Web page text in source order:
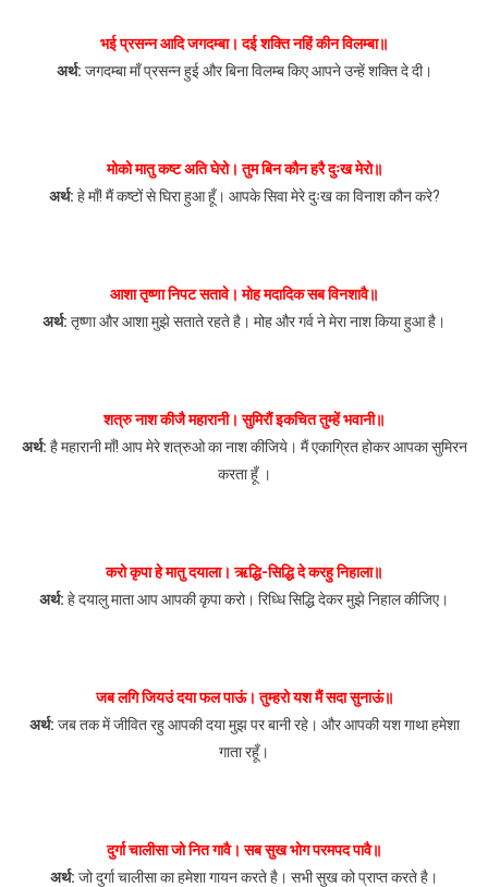
भई प्रसन्न आदि जगदम्बा। दई शक्ति नहिं कीन विलम्बा॥
अर्थ: जगदम्बा माँ प्रसन्न हुई और बिना विलम्ब किए आपने उन्हें शक्ति दे दी।
मोको मातु कष्ट अति घेरो। तुम बिन कौन हरै दुःख मेरो॥
अर्थ: हे माँ! मैं कष्टों से घिरा हुआ हूँ। आपके सिवा मेरे दुःख का विनाश कौन करे?
आशा तृष्णा निपट सतावे। मोह मदादिक सब विनशावै॥
अर्थ: तृष्णा और आशा मुझे सताते रहते है। मोह और गर्व ने मेरा नाश किया हुआ है।
शत्रु नाश कीजै महारानी। सुमिरौं इकचित तुम्हें भवानी॥
अर्थ: है महारानी माँ! आप मेरे शत्रुओ का नाश कीजिये। मैं एकाग्रित होकर आपका सुमिरन
करता हूँ ।
करो कृपा हे मातु दयाला। ऋद्धि-सिद्धि दे करहु निहाला॥
अर्थ: हे दयालु माता आप आपकी कृपा करो। रिध्धि सिद्धि देकर मुझे निहाल कीजिए।
जब लगि जियउं दया फल पाऊं। तुम्हरो यश मैं सदा सुनाऊं॥
अर्थ: जब तक में जीवित रहु आपकी दया मुझ पर बानी रहे। और आपकी यश गाथा हमेशा
गाता रहूँ।
दुर्गा चालीसा जो नित गावै। सब सुख भोग परमपद पावै॥
अर्थ: जो दुर्गा चालीसा का हमेशा गायन करते है। सभी सुख को प्राप्त करते है।